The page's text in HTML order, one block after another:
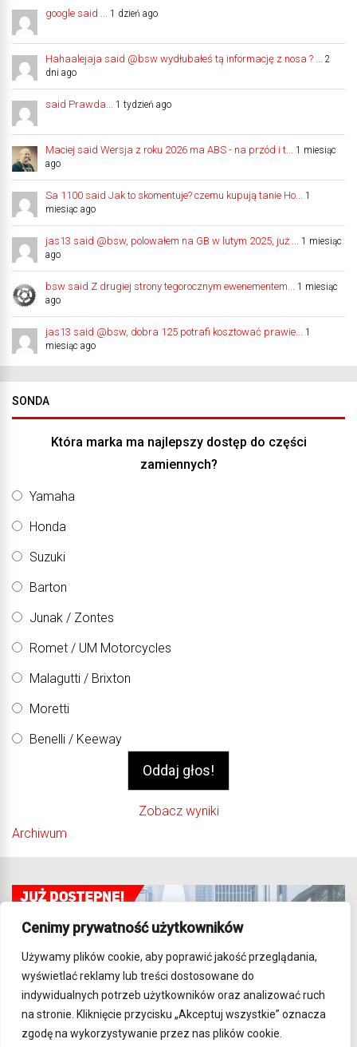
Cenimy prywatność użytkowników
Używamy plików cookie, aby poprawić jakość przeglądania,
wyświetlać reklamy lub treści dostosowane do
indywidualnych potrzeb użytkowników oraz analizować ruch
na stronie. Kliknięcie przycisku „Akceptuj wszystkie” oznacza
zgodę na wykorzystywanie przez nas plików cookie.
google said ... 1 dzień ago
Hahaalejaja said @bsw wydłubałeś tą informację z nosa ? ...
2
dni ago
said Prawda... 1 tydzień ago
Maciej said Wersja z roku 2026 ma ABS - na przód i t...
1 miesiąc
ago
Sa 1100 said Jak to skomentuje? czemu kupują tanie Ho...
1
miesiąc ago
jas13 said @bsw, polowałem na GB w lutym 2025, już ...
1 miesiąc
ago
bsw said Z drugiej strony tegorocznym ewenementem...
1 miesiąc
ago
jas13 said @bsw, dobra 125 potrafi kosztować prawie...
1
miesiąc ago
SONDA
Która marka ma najlepszy dostęp do części
zamiennych?
Yamaha
Honda
Suzuki
Barton
Junak / Zontes
Romet / UM Motorcycles
Malagutti / Brixton
Moretti
Benelli / Keeway
Zobacz wyniki
Archiwum